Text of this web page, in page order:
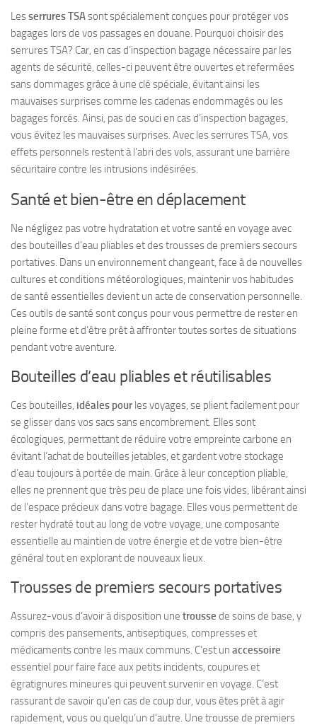
Lesserrures TSAsont spécialement conçues pour protéger vos
bagages lors de vos passages en douane. Pourquoi choisir des
serrures TSA? Car, en cas d’inspection bagage nécessaire par les
agents de sécurité, celles-ci peuvent être ouvertes et refermées
sans dommages grâce à une clé spéciale, évitant ainsi les
mauvaises surprises comme les cadenas endommagés ou les
bagages forcés. Ainsi, pas de souci en cas d’inspection bagages,
vous évitez les mauvaises surprises. Avec les serrures TSA, vos
effets personnels restent à l’abri des vols, assurant une barrière
sécuritaire contre les intrusions indésirées.
Santé et bien-être en déplacement
Ne négligez pas votre hydratation et votre santé en voyage avec
des bouteilles d’eau pliables et des trousses de premiers secours
portatives. Dans un environnement changeant, face à de nouvelles
cultures et conditions météorologiques, maintenir vos habitudes
de santé essentielles devient un acte de conservation personnelle.
Ces outils de santé sont conçus pour vous permettre de rester en
pleine forme et d’être prêt à affronter toutes sortes de situations
pendant votre aventure.
Bouteilles d’eau pliables et réutilisables
Ces bouteilles, idéales pourles voyages, se plient facilement pour
se glisser dans vos sacs sans encombrement. Elles sont
écologiques, permettant de réduire votre empreinte carbone en
évitant l’achat de bouteilles jetables, et gardent votre stockage
d’eau toujours à portée de main. Grâce à leur conception pliable,
elles ne prennent que très peu de place une fois vides, libérant ainsi
de l’espace précieux dans votre bagage. Elles vous permettent de
rester hydraté tout au long de votre voyage, une composante
essentielle au maintien de votre énergie et de votre bien-être
général tout en explorant de nouveaux lieux.
Trousses de premiers secours portatives
Assurez-vous d’avoir à disposition une trousse de soins de base, y
compris des pansements, antiseptiques, compresses et
médicaments contre les maux communs. C’est un accessoire
essentiel pour faire face aux petits incidents, coupures et
égratignures mineures qui peuvent survenir en voyage. C’est
rassurant de savoir qu’en cas de coup dur, vous êtes prêt à agir
rapidement, vous ou quelqu’un d’autre. Une trousse de premiers